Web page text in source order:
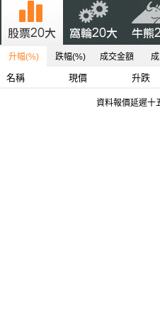
升幅(%) 跌幅(%) 成交金額
名稱 現價 升跌
資料報價延遲十